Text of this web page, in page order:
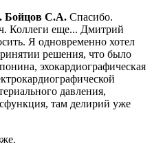
Бойцов С.А. Спасибо.
Коллеги еще... Дмитрий
Я одновременно хотел
решения, что было
эхокардиографическая
давления,
там делирий уже